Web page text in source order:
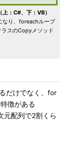
：C#、下：VB）
なり、foreachループ
スのCopyメソッド
だけでなく、for
徴がある
元配列で2割くら